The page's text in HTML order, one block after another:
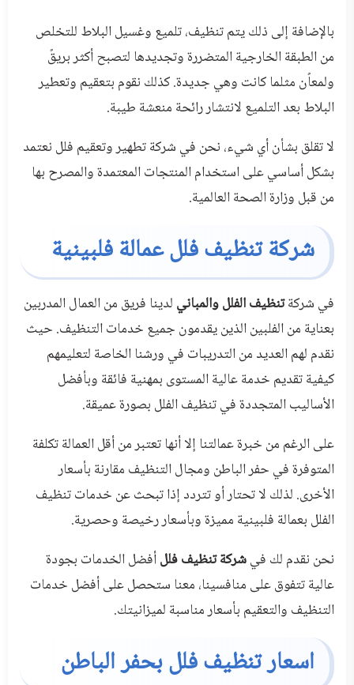
بالإضافة إلى ذلك يتم تنظيف، تلميع وغسيل البلاط للتخلص
من الطبقة الخارجية المتضررة وتجديدها لتصبح أكثر بريقً
ولمعاًن مثلما كانت وهي جديدة. كذلك نقوم بتعقيم وتعطير
البلاط بعد التلميع لانتشار رائحة منعشة طيبة.
لا تقلق بشأن أي شيء، نحن في شركة تطهير وتعقيم فلل نعتمد
بشكل أساسي على استخدام المنتجات المعتمدة والمصرح بها
من قبل وزارة الصحة العالمية.
شركة تنظيف فلل عمالة فلبينية
في شركةتنظيف الفلل والمباني لدينا فريق من العمال المدربين
بعناية من الفلبين الذين يقدمون جميع خدمات التنظيف. حيث
نقدم لهم العديد من التدريبات في ورشنا الخاصة لتعليمهم
كيفية تقديم خدمة عالية المستوى بمهنية فائقة وبأفضل
الأساليب المتجددة في تنظيف الفلل بصورة عميقة.
على الرغم من خبرة عمالتنا إلا أنها تعتبر من أقل العمالة تكلفة
المتوفرة في حفر الباطن ومجال التنظيف مقارنة بأسعار
الأخرى. لذلك لا تحتار أو تتردد إذا تبحث عن خدمات تنظيف
الفلل بعمالة فلبينية مميزة وبأسعار رخيصة وحصرية.
نحن نقدم لك فيشركة تنظيف فللأفضل الخدمات بجودة
عالية تتفوق على منافسينا، معنا ستحصل على أفضل خدمات
التنظيف والتعقيم بأسعار مناسبة لميزانيتك.
اسعار تنظيف فلل بحفر الباطن